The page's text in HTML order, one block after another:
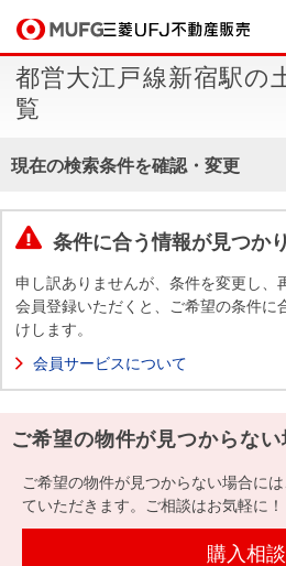
買いたいTOP
中古
マン
ンを
探す
売りたいTOP
無
料
定
売却
店舗案内TOP
店舗のご
案内（首
案内（名
会社情報TOP
ごあいさ
つ
要
経営ビジ
ョン
組織図
沿革
本社地
図
採用情報TOP
新卒採用
情報
採用情報
買いたい
売りたい
店舗案内
会社情報
採用情報
提携企業にお勤めの方
都営大江戸線新宿駅の
覧
現在の検索条件を確認・変更
条件に合う情報が見つか
申し訳ありませんが、条件を変更し、
会員登録いただくと、ご希望の条件に
けします。
会員サービスについて
ご希望の物件が見つからない
ご希望の物件が見つからない場合に
ていただきます。ご相談はお気軽に！
購入相談